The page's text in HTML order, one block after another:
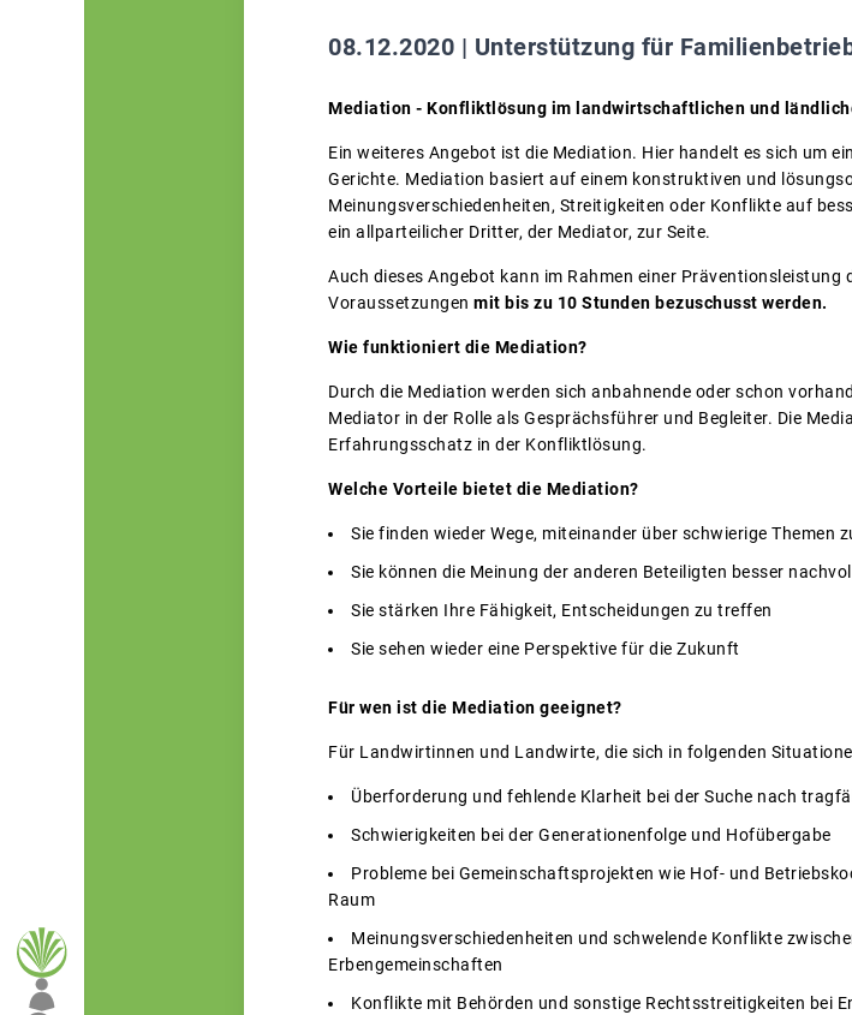
08.12.2020 | Unterstützung für
Mediation - Konfliktlösung im landwirtschaftlichen und
Ein weiteres Angebot ist die Mediation. Hier handelt es sich um
Gerichte. Mediation basiert auf einem konstruktiven und
Meinungsverschiedenheiten, Streitigkeiten oder Konflikte auf
ein allparteilicher Dritter, der Mediator, zur Seite.
Auch dieses Angebot kann im Rahmen einer
Voraussetzungen mit bis zu 10 Stunden bezuschusst werden.
Wie funktioniert die Mediation?
Durch die Mediation werden sich anbahnende oder schon
Mediator in der Rolle als Gesprächsführer und Begleiter. Die
Erfahrungsschatz in der Konfliktlösung.
Welche Vorteile bietet die Mediation?
Sie finden wieder Wege, miteinander über schwierige Themen
Sie können die Meinung der anderen Beteiligten besser
Sie stärken Ihre Fähigkeit, Entscheidungen zu treffen
Sie sehen wieder eine Perspektive für die Zukunft
Für wen ist die Mediation geeignet?
Für Landwirtinnen und Landwirte, die sich in folgenden
Überforderung und fehlende Klarheit bei der Suche nach
Schwierigkeiten bei der Generationenfolge und Hofübergabe
Probleme bei Gemeinschaftsprojekten wie Hof- und
Raum
Meinungsverschiedenheiten und schwelende Konflikte
Erbengemeinschaften
Konflikte mit Behörden und sonstige Rechtsstreitigkeiten bei